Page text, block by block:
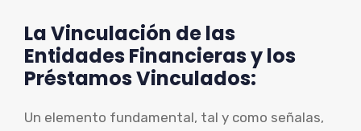
La Vinculación de las
Entidades Financieras y los
Préstamos Vinculados:
Un elemento fundamental, tal y como señalas,